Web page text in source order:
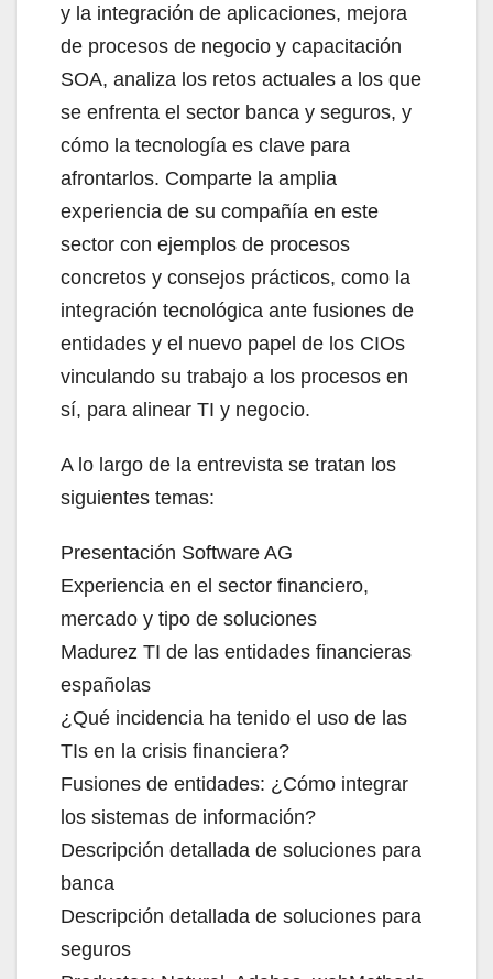
y la integración de aplicaciones, mejora
de procesos de negocio y capacitación
SOA, analiza los retos actuales a los que
se enfrenta el sector banca y seguros, y
cómo la tecnología es clave para
afrontarlos. Comparte la amplia
experiencia de su compañía en este
sector con ejemplos de procesos
concretos y consejos prácticos, como la
integración tecnológica ante fusiones de
entidades y el nuevo papel de los CIOs
vinculando su trabajo a los procesos en
sí, para alinear TI y negocio.
A lo largo de la entrevista se tratan los
siguientes temas:
Presentación Software AG
Experiencia en el sector financiero,
mercado y tipo de soluciones
Madurez TI de las entidades financieras
españolas
¿Qué incidencia ha tenido el uso de las
TIs en la crisis financiera?
Fusiones de entidades: ¿Cómo integrar
los sistemas de información?
Descripción detallada de soluciones para
banca
Descripción detallada de soluciones para
seguros